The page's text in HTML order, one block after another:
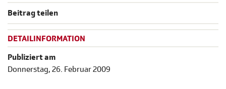
Beitrag teilen
DETAILINFORMATION
Publiziert am
Donnerstag, 26. Februar 2009